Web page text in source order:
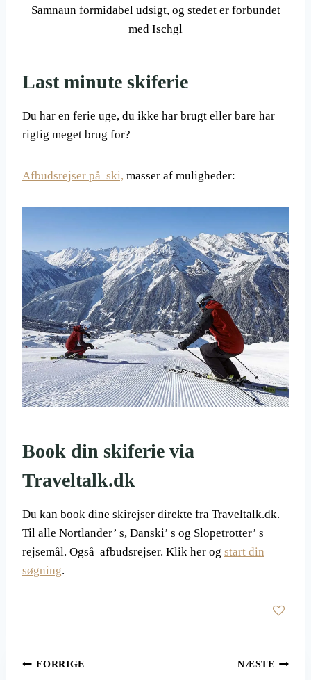
Samnaun formidabel udsigt, og stedet er forbundet
med Ischgl
Last minute skiferie
Du har en ferie uge, du ikke har brugt eller bare har
rigtig meget brug for?
Afbudsrejser på ski, masser af muligheder:
Book din skiferie via
Traveltalk.dk
Du kan book dine skirejser direkte fra Traveltalk.dk.
Til alle Nortlander’ s, Danski’ s og Slopetrotter’ s
rejsemål. Også afbudsrejser. Klik her og start din
søgning.
Indlægsnavigation
FORRIGE NÆSTE